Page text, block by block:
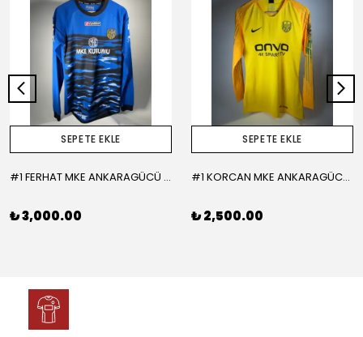
SEPETE EKLE
#1 FERHAT MKE ANKARAGÜCÜ 2015-2016 KALECİ - LARGE
₺ 3,000.00
SEPETE EKLE
#1 KORCAN MKE ANKARAGÜCÜ 2019-2020 KALECİ - MEDIUM
₺ 2,500.00